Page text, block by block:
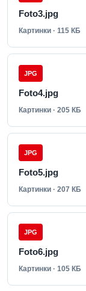
Foto3.jpg
Картинки · 115 КБ
JPG
Foto4.jpg
Картинки · 205 КБ
JPG
Foto5.jpg
Картинки · 207 КБ
JPG
Foto6.jpg
Картинки · 105 КБ